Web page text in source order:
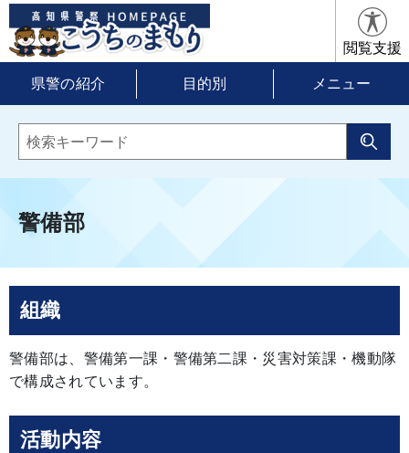
閲覧支援
県警の紹介 目的別 メニュー
警備部
組織
警備部は、警備第一課・警備第二課・災害対策課・機動隊
で構成されています。
活動内容